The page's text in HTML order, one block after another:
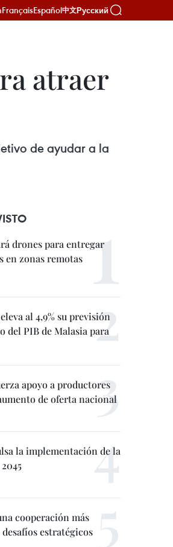
FrançaisEspañol中文Русский
atraer
de ayudar a la
drones para entregar
en zonas remotas
al 4,9% su previsión
del PIB de Malasia para
apoyo a productores
de oferta nacional
la implementación de la
cooperación más
estratégicos